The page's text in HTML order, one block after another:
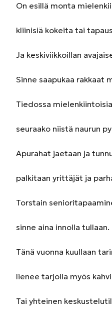
On esillä monta
kliinisiä kokeita tai
Ja keskiviikkoillan
Sinne saapukaa rakkaat
Tiedossa
seuraako niistä naurun
Apurahat jaetaan ja
palkitaan yrittäjät ja
Torstain
sinne aina innolla tullaan.
Tänä vuonna kuullaan
lienee tarjolla myös
Tai yhteinen